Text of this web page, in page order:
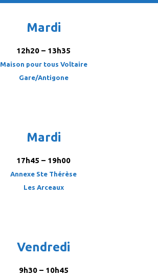
Mardi
12h20 – 13h35
Maison pour tous Voltaire
Gare/Antigone
Mardi
17h45 – 19h00
Annexe Ste Thérèse
Les Arceaux
Vendredi
9h30 – 10h45